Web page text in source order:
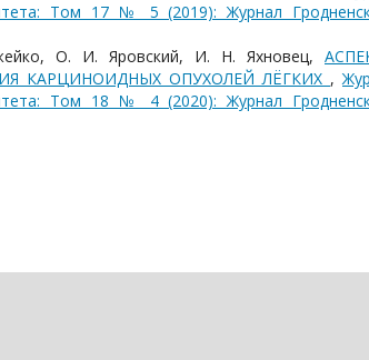
Том 17 № 5 (2019): Журнал
О. И. Яровский, И. Н. Яхновец,
КАРЦИНОИДНЫХ ОПУХОЛЕЙ ЛЁГКИХ ,
Том 18 № 4 (2020): Журнал